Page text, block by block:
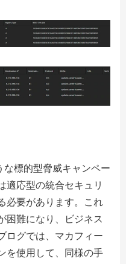
標的型脅威キャンペー
適応型の統合セキュリ
必要があります。これ
困難になり、ビジネス
ログでは、マカフィー
を使用して、同様の手